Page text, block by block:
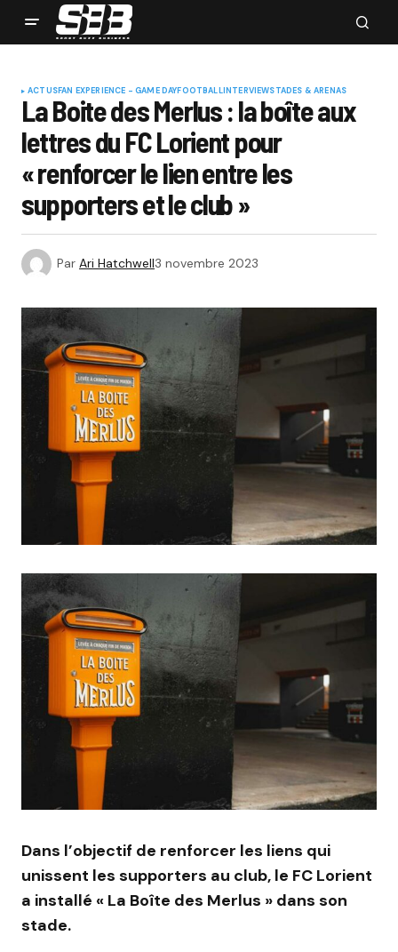
ACTUSFAN EXPERIENCE - GAME DAYFOOTBALLINTERVIEWSTADES & ARENAS
La Boite des Merlus : la boîte aux
lettres du FC Lorient pour
« renforcer le lien entre les
supporters et le club »
Par Ari Hatchwell3 novembre 2023
Dans l’objectif de renforcer les liens qui
unissent les supporters au club, le FC Lorient
a installé « La Boîte des Merlus » dans son
stade.